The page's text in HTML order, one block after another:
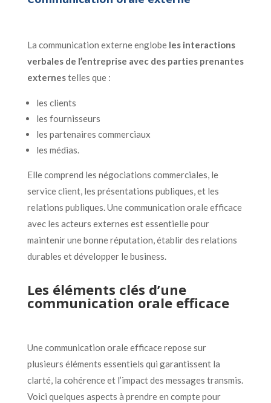
La communication externe englobe les interactions
verbales de l’entreprise avec des parties prenantes
externestelles que :
les clients
les fournisseurs
les partenaires commerciaux
les médias.
Elle comprend les négociations commerciales, le
service client, les présentations publiques, et les
relations publiques. Une communication orale efficace
avec les acteurs externes est essentielle pour
maintenir une bonne réputation, établir des relations
durables et développer le business.
Les éléments clés d’une
communication orale efficace
Une communication orale efficace repose sur
plusieurs éléments essentiels qui garantissent la
clarté, la cohérence et l’impact des messages transmis.
Voici quelques aspects à prendre en compte pour